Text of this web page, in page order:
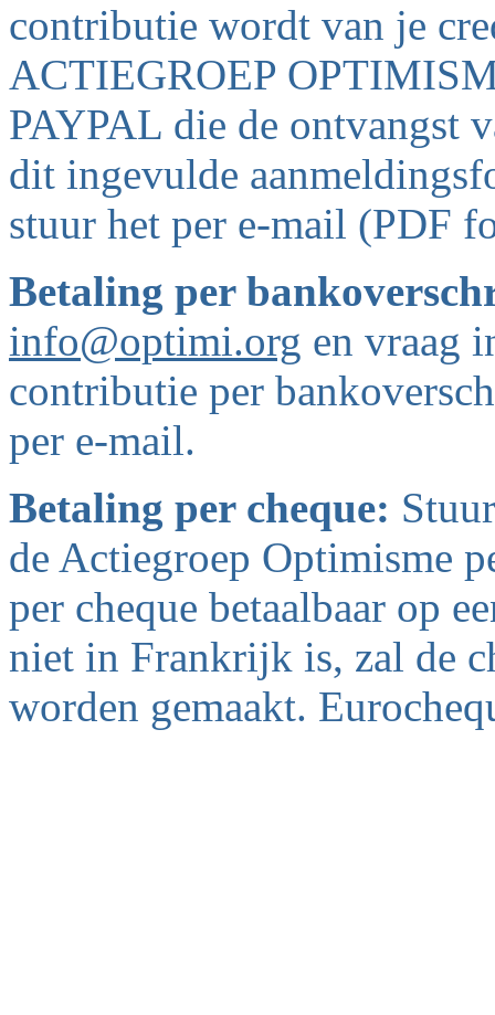
contributie wordt van je
ACTIEGROEP
PAYPAL die de ontvangst
dit ingevulde
stuur het per e-mail (PDF
Betaling per
info@optimi.org en vraag
contributie per
per e-mail.
Betaling per cheque:
de Actiegroep Optimisme
per cheque betaalbaar op
niet in Frankrijk is, zal de
worden gemaakt.